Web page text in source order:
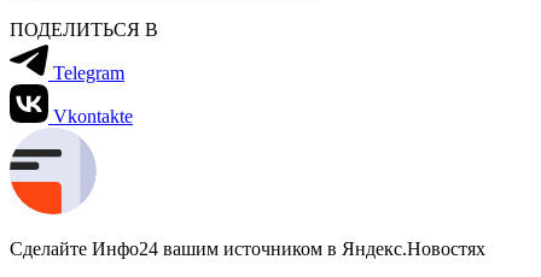
ПОДЕЛИТЬСЯ В
Telegram
Vkontakte
Сделайте Инфо24 вашим источником в Яндекс.Новостях